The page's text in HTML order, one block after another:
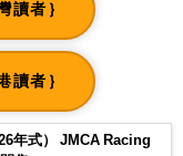
讀者｝
讀者｝
年式） JMCA Racing